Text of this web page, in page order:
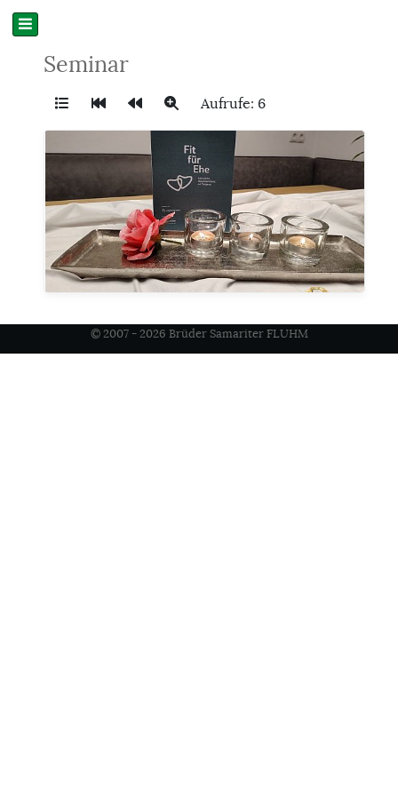
Seminar
Aufrufe: 6
© 2007 - 2026 Brüder Samariter FLUHM